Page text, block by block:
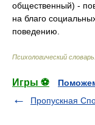
общественный) -
на благо
поведению.
Психологический словарь
Игры ⚽
Пропускная